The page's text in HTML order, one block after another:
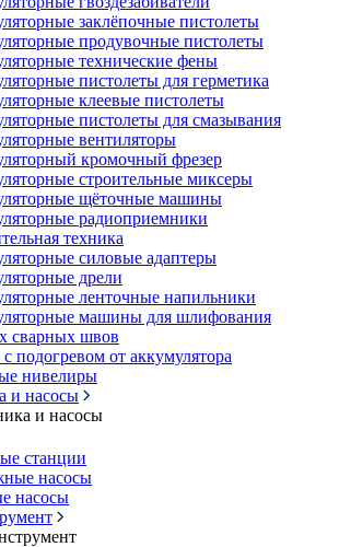
заклёпочные пистолеты
продувочные пистолеты
технические фены
пистолеты для герметика
клеевые пистолеты
пистолеты для смазывания
вентиляторы
кромочный фрезер
строительные миксеры
щёточные машины
радиоприемники
техника
силовые адаптеры
дрели
ленточные напильники
машины для шлифования
сварных швов
подогревом от аккумулятора
нивелиры
и насосы
и насосы
станции
насосы
насосы